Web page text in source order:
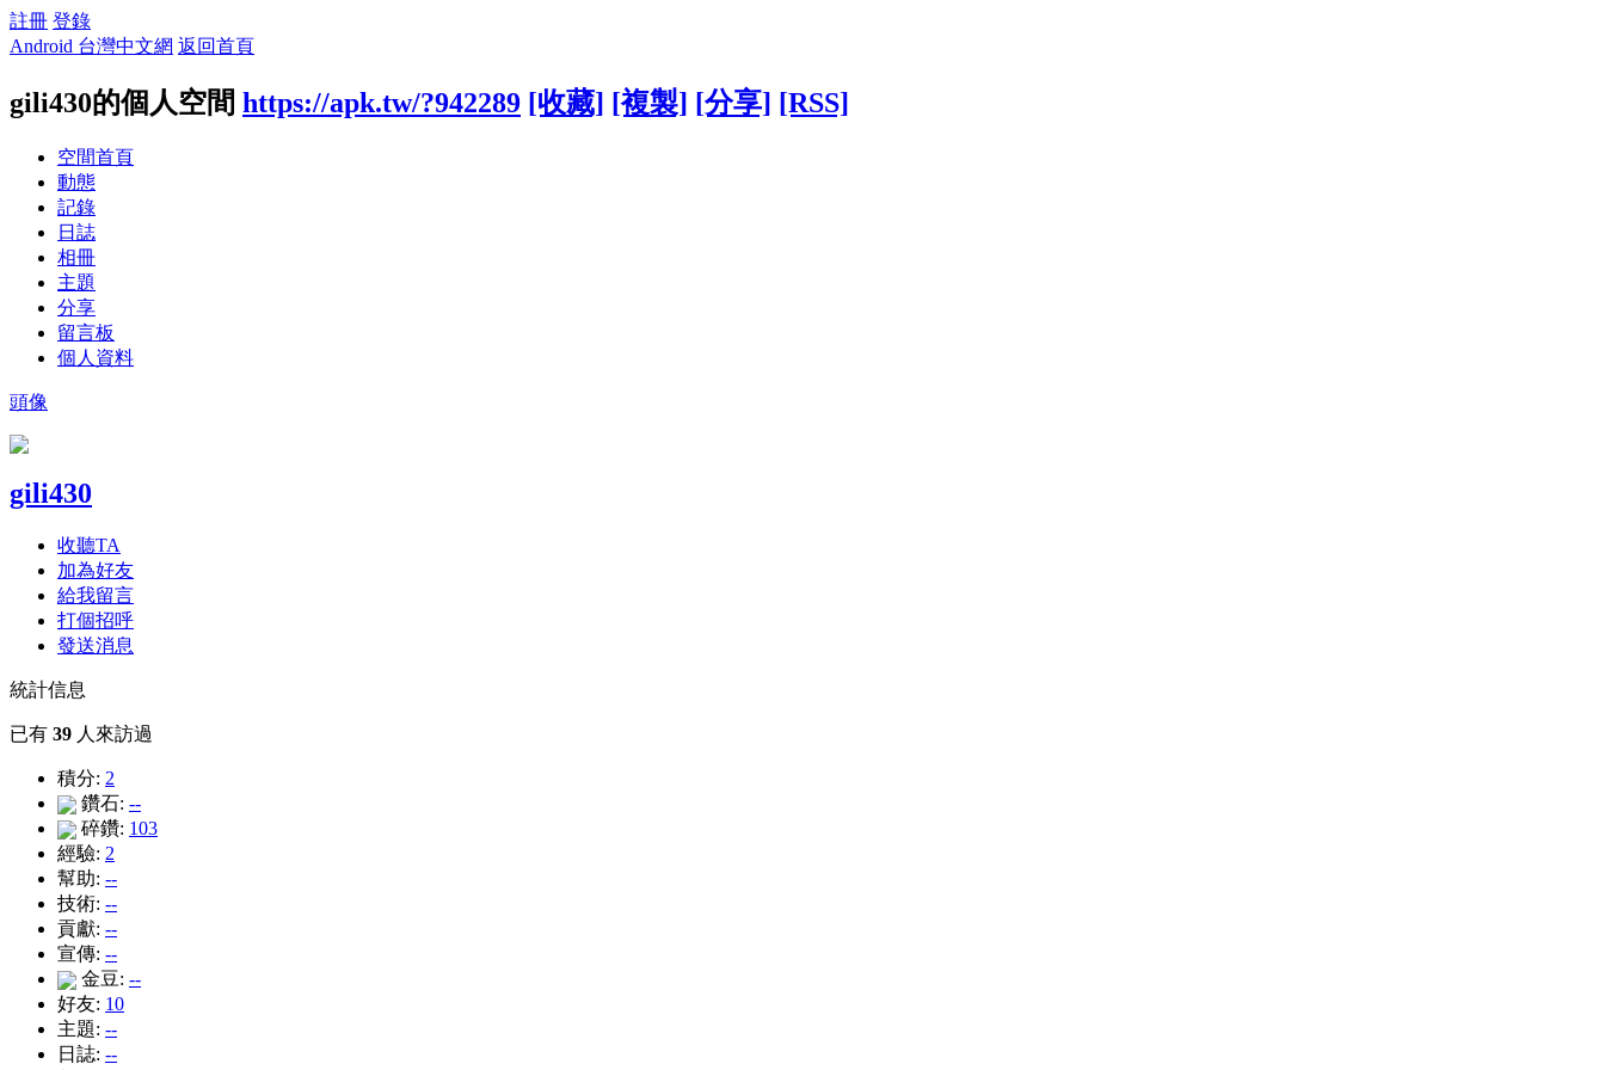
註冊 登錄
Android 台灣中文網 返回首頁
gili430的個人空間 https://apk.tw/?942289 [收藏] [複製] [分享] [RSS]
空間首頁
動態
記錄
日誌
相冊
主題
分享
留言板
個人資料
頭像
gili430
收聽TA
加為好友
給我留言
打個招呼
發送消息
統計信息
已有 39 人來訪過
積分: 2
鑽石: --
碎鑽: 103
經驗: 2
幫助: --
技術: --
貢獻: --
宣傳: --
金豆: --
好友: 10
主題: --
日誌: --